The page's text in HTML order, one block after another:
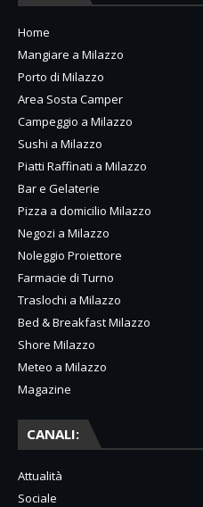
Home
Mangiare a Milazzo
Porto di Milazzo
Area Sosta Camper
Campeggio a Milazzo
Sushi a Milazzo
Piatti Raffinati a Milazzo
Bar e Gelaterie
Pizza a domicilio Milazzo
Negozi a Milazzo
Noleggio Proiettore
Farmacie di Turno
Traslochi a Milazzo
Bed & Breakfast Milazzo
Shore Milazzo
Meteo a Milazzo
Magazine
CANALI:
Attualità
Sociale